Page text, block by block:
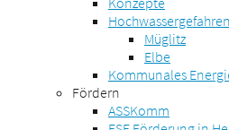
Müglitz
Elbe
Kommunales
Fördern
ASSKomm